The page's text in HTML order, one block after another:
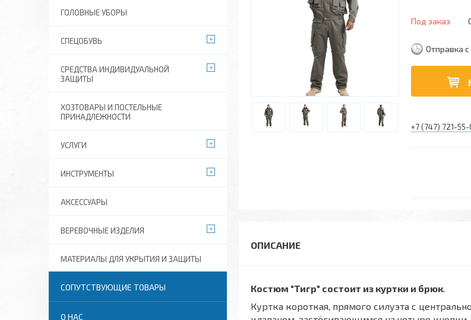
Под заказ
Отправка с
+7 (747) 721-55-
Костюм "Тигр" состоит из куртки и брюк.
Куртка короткая, прямого силуэта с
ГОЛОВНЫЕ УБОРЫ
СПЕЦОБУВЬ
СРЕДСТВА ИНДИВИДУАЛЬНОЙ
ЗАЩИТЫ
ХОЗТОВАРЫ И ПОСТЕЛЬНЫЕ
ПРИНАДЛЕЖНОСТИ
УСЛУГИ
ИНСТРУМЕНТЫ
АКСЕССУАРЫ
ВЕРЕВОЧНЫЕ ИЗДЕЛИЯ
МАТЕРИАЛЫ ДЛЯ УКРЫТИЯ И ЗАЩИТЫ
СОПУТСТВУЮЩИЕ ТОВАРЫ
О НАС